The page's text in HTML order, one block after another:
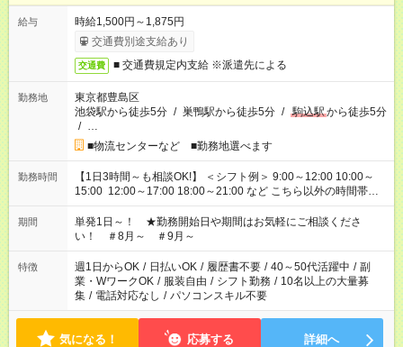
給与
時給1,500円～1,875円
交通費別途支給あり
交通費 ■ 交通費規定内支給 ※派遣先による
勤務地
東京都豊島区
池袋駅から徒歩5分 / 巣鴨駅から徒歩5分 / 駒込駅から徒歩5分
/ …
■物流センターなど ■勤務地選べます
勤務時間
【1日3時間～も相談OK!】 ＜シフト例＞ 9:00～12:00 10:00～
15:00 12:00～17:00 18:00～21:00 など こちら以外の時間帯も
お気軽にご相談ください！
期間
単発1日～！ ★勤務開始日や期間はお気軽にご相談くださ
い！ ＃8月～ ＃9月～
特徴 週1日からOK / 日払いOK / 履歴書不要 / 40～50代活躍中 / 副
業・WワークOK / 服装自由 / シフト勤務 / 10名以上の大量募
集 / 電話対応なし / パソコンスキル不要
気になる！ 応募する 詳細へ